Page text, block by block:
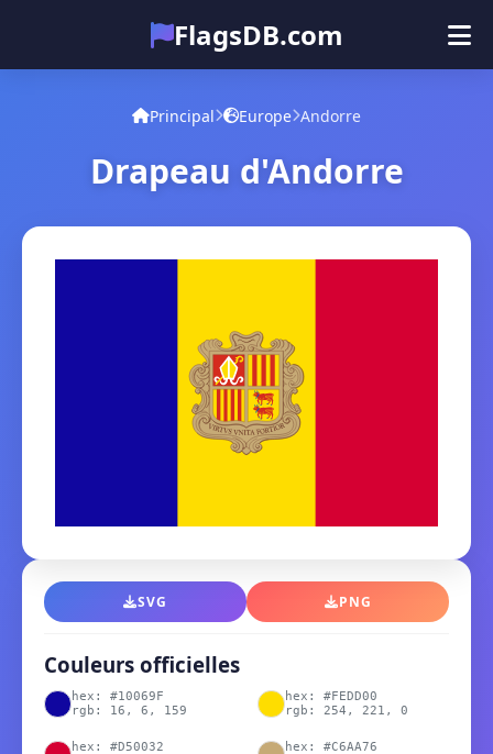
FlagsDB.com
Principal
Quiz
Principal Europe Andorre
Drapeau d'Andorre
SVG PNG
Couleurs officielles
hex: #10069F
rgb: 16, 6, 159
hex: #FEDD00
rgb: 254, 221, 0
hex: #D50032
hex: #C6AA76